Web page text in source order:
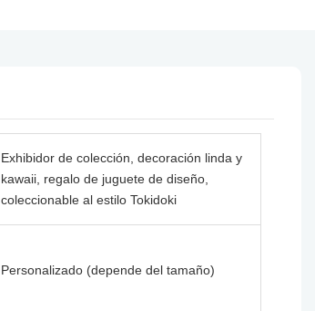
Exhibidor de colección, decoración linda y
kawaii, regalo de juguete de diseño,
coleccionable al estilo Tokidoki
Personalizado (depende del tamaño)